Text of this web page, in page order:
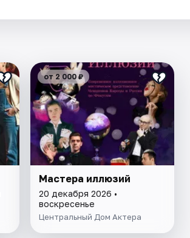
от 2 000 ₽
Мастера иллюзий
20 декабря 2026 •
воскресенье
Центральный Дом Актера